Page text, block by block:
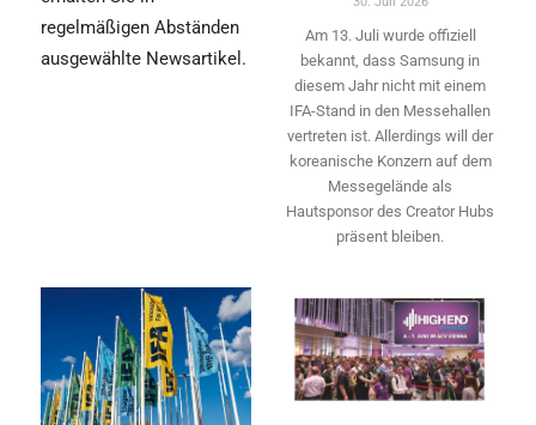
regelmäßigen Abständen
ausgewählte Newsartikel.
Am 13. Juli wurde offiziell
bekannt, dass Samsung in
diesem Jahr nicht mit einem
IFA-Stand in den Messehallen
vertreten ist. Allerdings will ­der
koreanische Konzern auf dem
Messegelände als
Hautsponsor des Creator Hubs
präsent bleiben.